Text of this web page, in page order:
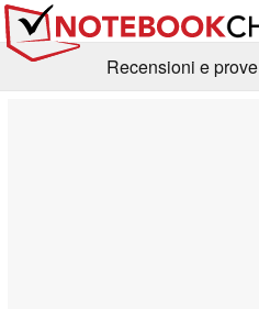
Recensioni e prove